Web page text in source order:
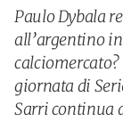
Paulo Dybala
all’argentino
giornata di
Sarri continua